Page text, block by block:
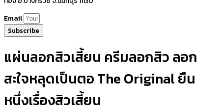
Email
Subscribe
แผ่นลอกสิวเสี้ยน ครีมลอกสิว ลอก
สะใจหลุดเป็นตอ The Original ยืน
หนึ่งเรื่องสิวเสี้ยน